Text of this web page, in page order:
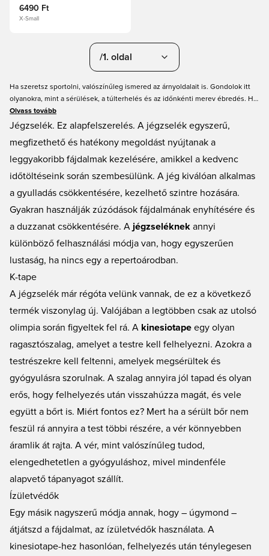
6490 Ft
X-Small
/1. oldal
Ha szeretsz sportolni, valószínűleg ismered az árnyoldalait is. Gondolok itt
olyanokra, mint a sérülések, a túlterhelés és az időnkénti merev ébredés. Ha
ez ismerősen hangzik, van egy jó hírünk: nem kell tétlenül tűrnöd ezt a
fájdalmat. Ehelyett tehetsz lépéseket annak érdekében, hogy a tested újra és
sportápolási termékre, amikkel hozzájárulhatsz a jobb egészségedhez.
Olvass tovább
Jégzselék. Ez alapfelszerelés. A jégzselék egyszerű,
megfizethető és hatékony megoldást nyújtanak a
leggyakoribb fájdalmak kezelésére, amikkel a kedvenc
időtöltéseink során szembesülünk. A jég kiválóan alkalmas
a gyulladás csökkentésére, kezelhető szintre hozására.
Gyakran használják zúzódások fájdalmának enyhítésére és
a duzzanat csökkentésére. A jégzseléknek annyi
különböző felhasználási módja van, hogy egyszerűen
lustaság, ha nincs egy a repertoárodban.
K-tape
A jégzselék már régóta velünk vannak, de ez a következő
termék viszonylag új. Valójában a legtöbben csak az utolsó
olimpia során figyeltek fel rá. A kinesiotape egy olyan
ragasztószalag, amelyet a testre kell felhelyezni. Azokra a
testrészekre kell feltenni, amelyek megsérültek és
gyógyulásra szorulnak. A szalag annyira jól tapad és olyan
erős, hogy felhelyezés után visszahúzza magát, és vele
együtt a bőrt is. Miért fontos ez? Mert ha a sérült bőr nem
feszül rá annyira a test többi részére, a vér könnyebben
áramlik át rajta. A vér, mint valószínűleg tudod,
elengedhetetlen a gyógyuláshoz, mivel mindenféle
alapvető tápanyagot szállít.
Ízületvédők
Egy másik nagyszerű módja annak, hogy – úgymond –
átjátszd a fájdalmat, az ízületvédők használata. A
kinesiotape-hez hasonlóan, felhelyezés után ténylegesen